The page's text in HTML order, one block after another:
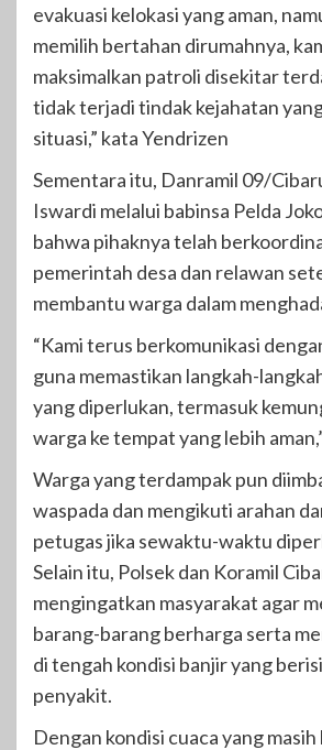
evakuasi kelokasi yang aman,
memilih bertahan dirumahnya,
maksimalkan patroli disekitar
tidak terjadi tindak kejahatan
situasi,” kata Yendrizen
Sementara itu, Danramil 09/
Iswardi melalui babinsa Pelda
bahwa pihaknya telah
pemerintah desa dan relawan
membantu warga dalam
“Kami terus berkomunikasi
guna memastikan langkah-
yang diperlukan, termasuk
warga ke tempat yang lebih
Warga yang terdampak pun
waspada dan mengikuti arahan
petugas jika sewaktu-waktu
Selain itu, Polsek dan Koramil
mengingatkan masyarakat agar
barang-barang berharga serta
di tengah kondisi banjir yang
penyakit.
Dengan kondisi cuaca yang